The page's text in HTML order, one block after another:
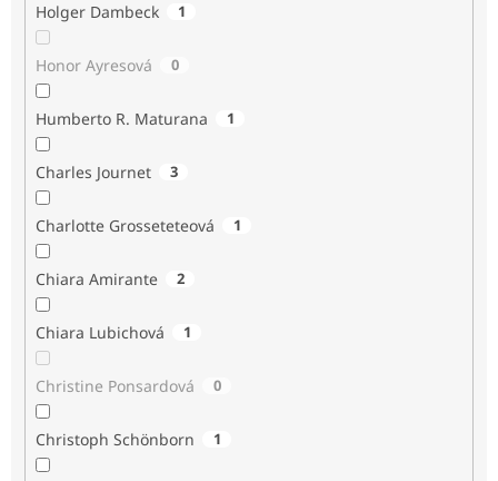
Holger Dambeck 1
Honor Ayresová 0
Humberto R. Maturana 1
Charles Journet 3
Charlotte Grosseteteová 1
Chiara Amirante 2
Chiara Lubichová 1
Christine Ponsardová 0
Christoph Schönborn 1